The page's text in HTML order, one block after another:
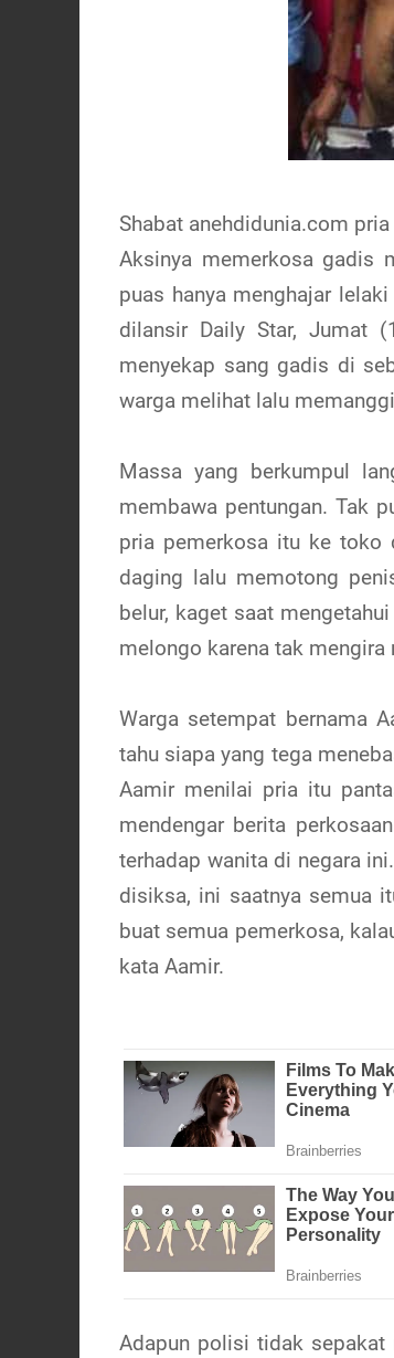
Shabat anehdidunia.com
Aksinya memerkosa gadis
puas hanya menghajar
dilansir Daily Star, Jumat
menyekap sang gadis di
warga melihat lalu
Massa yang berkumpul
membawa pentungan. Tak
pria pemerkosa itu ke toko
daging lalu memotong
belur, kaget saat
melongo karena tak
Warga setempat bernama
tahu siapa yang tega
Aamir menilai pria itu
mendengar berita
terhadap wanita di negara
disiksa, ini saatnya semua
buat semua pemerkosa,
kata Aamir.
Adapun polisi tidak sepakat